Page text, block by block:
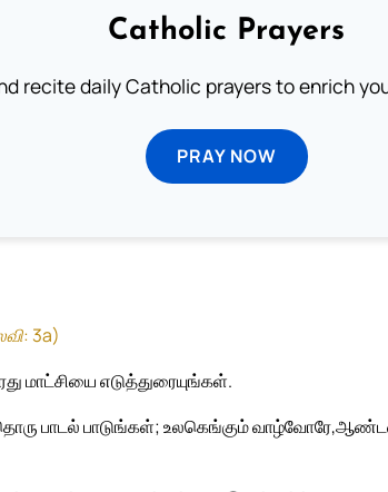
Catholic Prayers
recite daily Catholic prayers to enrich
PRAY NOW
3a)
மாட்சியை எடுத்துரையுங்கள்.
பாடல் பாடுங்கள்; உலகெங்கும் வாழ்வோரே,